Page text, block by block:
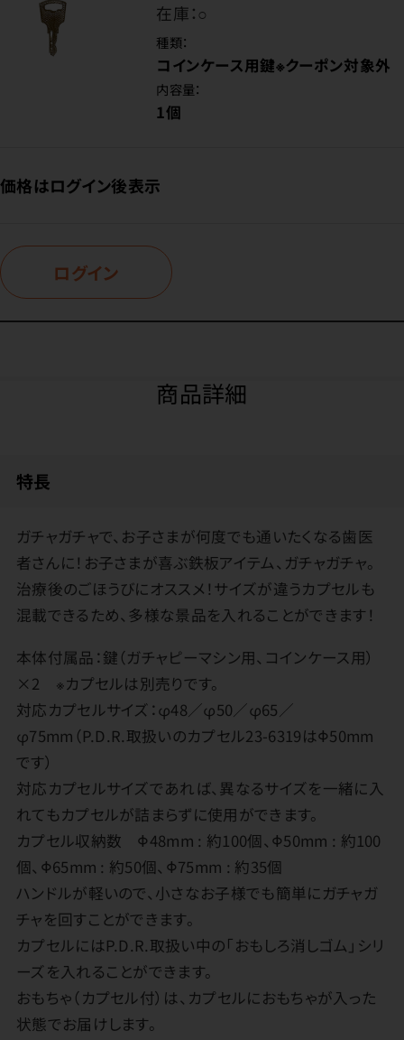
在庫：○
種類：
コインケース用鍵※クーポン対象外
内容量：
1個
価格はログイン後表示
ログイン
商品詳細
特長
ガチャガチャで、お子さまが何度でも通いたくなる歯医
者さんに！お子さまが喜ぶ鉄板アイテム、ガチャガチャ。
治療後のごほうびにオススメ！サイズが違うカプセルも
混載できるため、多様な景品を入れることができます！
本体付属品：鍵（ガチャピーマシン用、コインケース用）
×2 ※カプセルは別売りです。
対応カプセルサイズ：φ48／φ50／φ65／
φ75mm（P.D.R.取扱いのカプセル23-6319はΦ50mm
です）
対応カプセルサイズであれば、異なるサイズを一緒に入
れてもカプセルが詰まらずに使用ができます。
カプセル収納数 Φ48mm : 約100個、Φ50mm : 約100
個、Φ65mm : 約50個、Φ75mm : 約35個
ハンドルが軽いので、小さなお子様でも簡単にガチャガ
チャを回すことができます。
カプセルにはP.D.R.取扱い中の「おもしろ消しゴム」シリ
ーズを入れることができます。
おもちゃ（カプセル付）は、カプセルにおもちゃが入った
状態でお届けします。